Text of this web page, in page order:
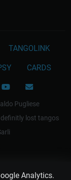
Analytics.
TANGOLINK
CARDS
Pugliese
definitly lost tangos